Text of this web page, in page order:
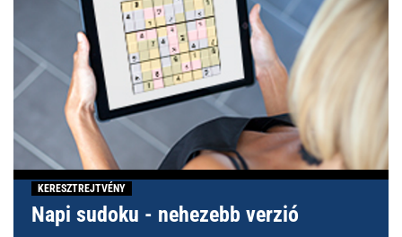
KERESZTREJTVÉNY
Napi sudoku - nehezebb verzió